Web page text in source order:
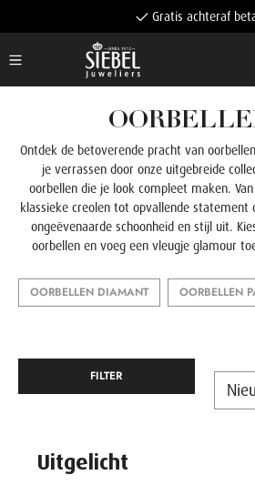
Gratis achteraf
Ontdek de betoverende pracht van
je verrassen door onze uitgebreide
oorbellen die je look compleet maken.
klassieke creolen tot opvallende statement
ongeëvenaarde schoonheid en stijl uit.
oorbellen en voeg een vleugje glamour
OORBELLEN DIAMANT OORBELLEN
FILTER
Uitgelicht